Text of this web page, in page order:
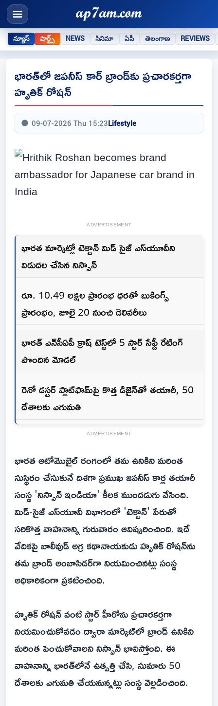
న్యూస్ షార్ట్స్ NEWS సినిమా ఏపీ తెలంగాణ REVIEWS
భారత్‌లో జపనీస్ కార్ బ్రాండ్‌కు ప్రచారకర్తగా
హృతిక్ రోషన్
09-07-2026 Thu 15:23Lifestyle
ADVERTISEMENT
భారత మార్కెట్లో టెక్టాన్ మిడ్ సైజ్ ఎస్‌యూవీని
విడుదల చేసిన నిస్సాన్
రూ. 10.49 లక్షల ప్రారంభ ధరతో బుకింగ్స్
ప్రారంభం, జూలై 20 నుంచి డెలివరీలు
భారత్ ఎన్‌సీఏపీ క్రాష్ టెస్ట్‌లో 5 స్టార్ సేఫ్టీ రేటింగ్
పొందిన మోడల్
రెనో డస్టర్ ప్లాట్‌ఫామ్‌పై కొత్త డిజైన్‌తో తయారీ, 50
దేశాలకు ఎగుమతి
ADVERTISEMENT
భారత ఆటోమొబైల్ రంగంలో తమ ఉనికిని మరింత
సుస్థిరం చేసుకునే దిశగా ప్రముఖ జపనీస్ కార్ల తయారీ
సంస్థ 'నిస్సాన్ ఇండియా' కీలక ముందడుగు వేసింది.
మిడ్-సైజ్ ఎస్‌యూవీ విభాగంలో 'టెక్టాన్' పేరుతో
సరికొత్త వాహనాన్ని గురువారం ఆవిష్కరించింది. ఇదే
వేదికపై బాలీవుడ్ అగ్ర కథానాయకుడు హృతిక్ రోషన్‌ను
తమ బ్రాండ్ అంబాసిడర్‌గా నియమించినట్లు సంస్థ
అధికారికంగా ప్రకటించింది.
హృతిక్ రోషన్ వంటి స్టార్ హీరోను ప్రచారకర్తగా
నియమించుకోవడం ద్వారా మార్కెట్‌లో బ్రాండ్ ఉనికిని
మరింత పెంచుకోవాలని నిస్సాన్ భావిస్తోంది. ఈ
వాహనాన్ని భారత్‌లోనే ఉత్పత్తి చేసి, సుమారు 50
దేశాలకు ఎగుమతి చేయనున్నట్లు సంస్థ వెల్లడించింది.